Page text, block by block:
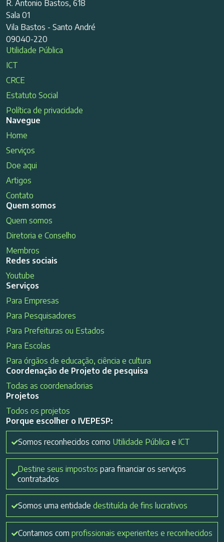
R. Antonio Bastos, 618
Sala 01
Vila Bastos - Santo André
09040-220
Utilidade Pública
ICT
CRCE
Estatuto Social
Política de privacidade
Navegue
Home
Serviços
Doe aqui
Artigos
Contato
Quem somos
Quem somos
Diretoria e Conselho
Membros
Redes sociais
Youtube
Serviços
Para Empresas
Para Pesquisadores
Para Prefeituras ou Estados
Para Escolas
Para órgãos de educação, ciência e cultura
Coordenação de Projeto de pesquisa
Todas as coordenadorias
Projetos
Todos os projetos
Porque escolher o IVEPESP:
Somos reconhecidos como Utilidade Pública e ICT
Destine seus impostos para financiar os serviços
contratados
Somos uma entidade destituída de fins lucrativos
Contamos com profissionais experientes e reconhecidos